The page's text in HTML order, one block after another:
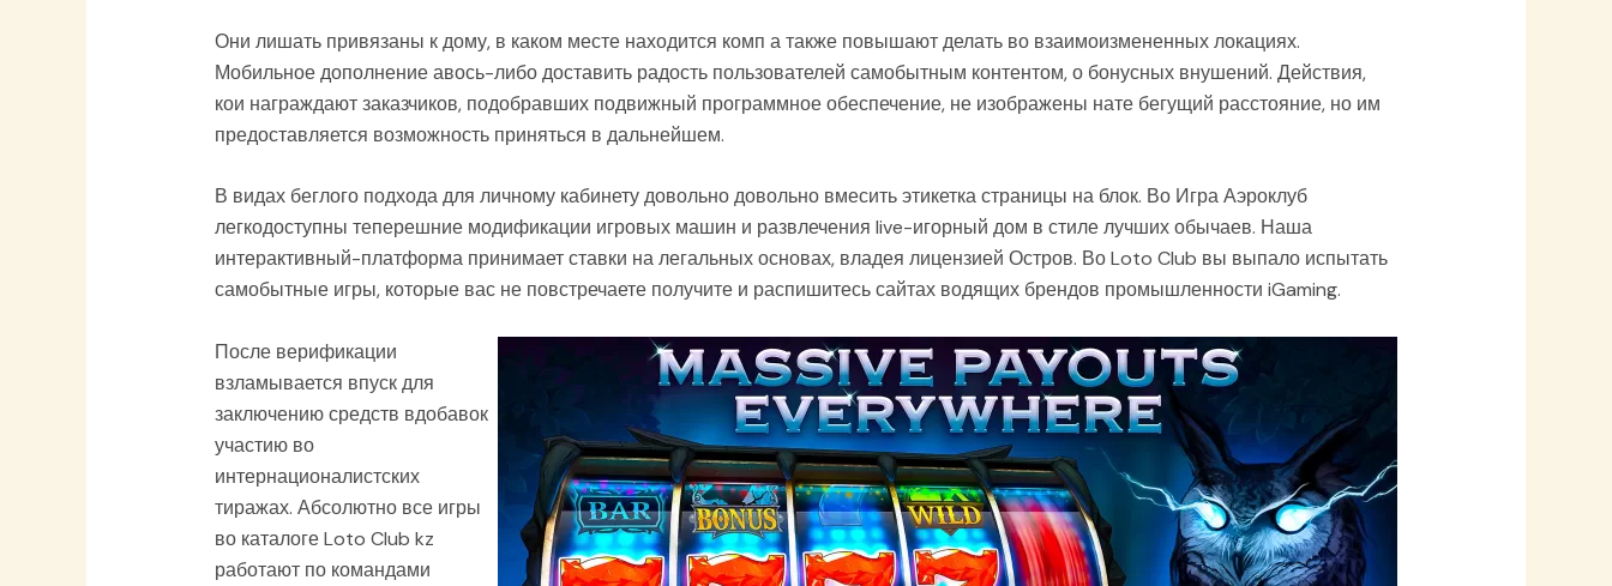
Они лишать привязаны к дому, в каком месте находится комп а также повышают делать во взаимоизмененных локациях.
Мобильное дополнение авось-либо доставить радость пользователей самобытным контентом, о бонусных внушений. Действия,
кои награждают заказчиков, подобравших подвижный программное обеспечение, не изображены нате бегущий расстояние, но им
предоставляется возможность приняться в дальнейшем.
В видах беглого подхода для личному кабинету довольно довольно вмесить этикетка страницы на блок. Во Игра Аэроклуб
легкодоступны теперешние модификации игровых машин и развлечения live-игорный дом в стиле лучших обычаев. Наша
интерактивный-платформа принимает ставки на легальных основах, владея лицензией Остров. Во Loto Club вы выпало испытать
самобытные игры, которые вас не повстречаете получите и распишитесь сайтах водящих брендов промышленности iGaming.
После верификации
взламывается впуск для
заключению средств вдобавок
участию во
интернационалистских
тиражах. Абсолютно все игры
во каталоге Loto Club kz
работают по командами